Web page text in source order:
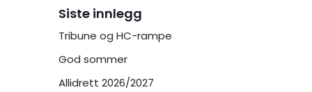
Siste innlegg
Tribune og HC-rampe
God sommer
Allidrett 2026/2027